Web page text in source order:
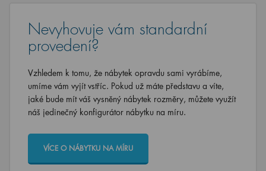
Nevyhovuje vám standardní
provedení?
Vzhledem k tomu, že nábytek opravdu sami vyrábíme,
umíme vám vyjít vstříc. Pokud už máte představu a víte,
jaké bude mít váš vysněný nábytek rozměry, můžete využít
náš jedinečný konfigurátor nábytku na míru.
VÍCE O NÁBYTKU NA MÍRU